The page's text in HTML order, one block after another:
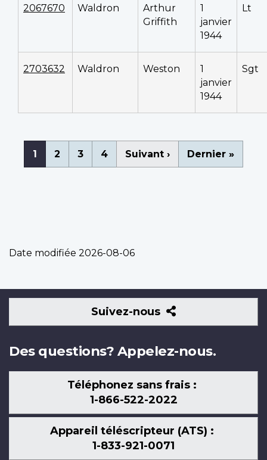
2067670 Waldron
Arthur
Griffith
1
janvier
1944
Lt
2703632 Waldron Weston
1
janvier
1944
Sgt
Pagination
Page
courante
1 Page
2 Page
3 Page
4
Page
suivante
Suivant ›
Dernière
page
Dernier »
Date modifiée 2026-08-06
Suivez-nous
Suivez-
nous
Des questions? Appelez-nous.
Téléphonez sans frais :
1-866-522-2022
Appareil téléscripteur (ATS) :
1-833-921-0071